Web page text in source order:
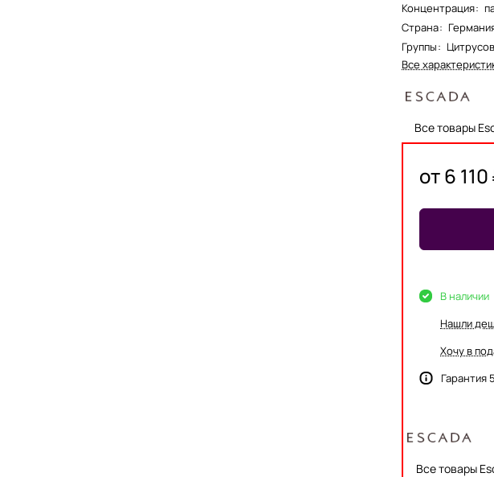
Концентрация:
Страна:
Группы:
Все
Все товары
от 6 110
В наличии
Нашли
Хочу в
Гарантия
Все товары